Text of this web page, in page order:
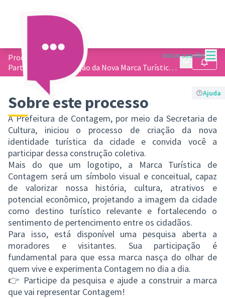
Iniciar sessão
Processos
Participe da Construção da Nova Marca Turística de Contagem
MenuSeguir
Ajuda
Sobre este processo
A Prefeitura de Contagem, por meio da Secretaria de
Cultura, iniciou o processo de criação da nova
identidade turística da cidade e convida você a
participar dessa construção coletiva.
Mais do que um logotipo, a Marca Turística de
Contagem será um símbolo visual e conceitual, capaz
de valorizar nossa história, cultura, atrativos e
potencial econômico, projetando a imagem da cidade
como destino turístico relevante e fortalecendo o
sentimento de pertencimento entre os cidadãos.
Para isso, está disponível uma pesquisa aberta a
moradores e visitantes. Sua participação é
fundamental para que essa marca nasça do olhar de
quem vive e experimenta Contagem no dia a dia.
👉 Participe da pesquisa e ajude a construir a marca
que vai representar Contagem!